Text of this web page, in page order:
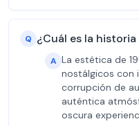
Q ¿Cuál es la
A La estética de
nostálgicos con
corrupción de
auténtica
oscura